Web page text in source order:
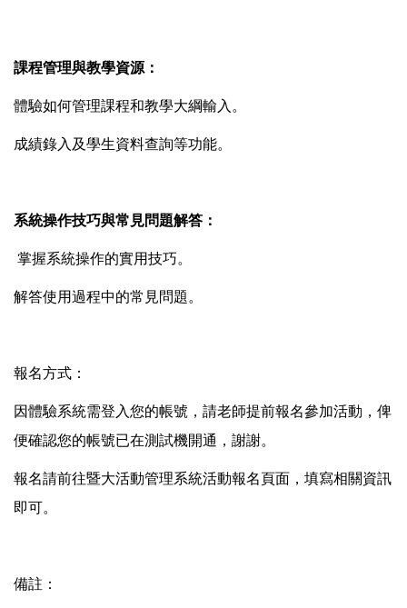
課程管理與教學資源：
體驗如何管理課程和教學大綱輸入。
成績錄入及學生資料查詢等功能。
系統操作技巧與常見問題解答：
掌握系統操作的實用技巧。
解答使用過程中的常見問題。
報名方式：
因體驗系統需登入您的帳號，請老師提前報名參加活動，俾
便確認您的帳號已在測試機開通，謝謝。
報名請前往暨大活動管理系統活動報名頁面，填寫相關資訊
即可。
備註：